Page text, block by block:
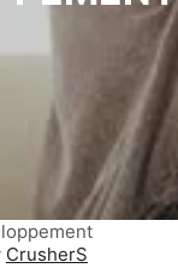
CrusherS